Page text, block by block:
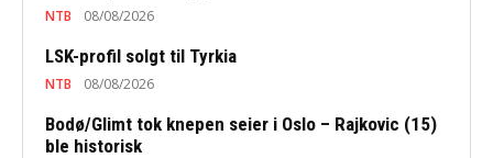
NTB 08/08/2026
LSK-profil solgt til Tyrkia
NTB 08/08/2026
Bodø/Glimt tok knepen seier i Oslo – Rajkovic (15)
ble historisk